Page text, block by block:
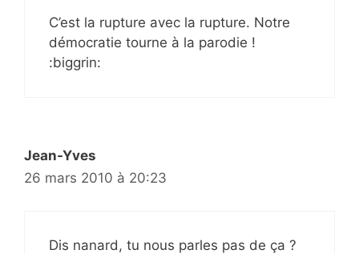
C’est la rupture avec la rupture. Notre
démocratie tourne à la parodie !
:biggrin:
Jean-Yves
26 mars 2010 à 20:23
Dis nanard, tu nous parles pas de ça ?